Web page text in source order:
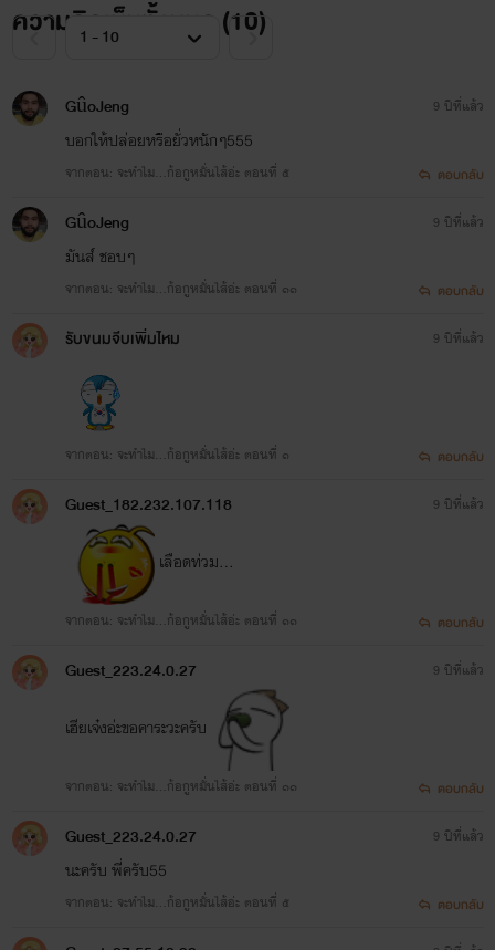
ความคิดเห็นทั้งหมด (10)
GûoJeng
บอกให้ปล่อยหรือยั่วหนักๆ555
จากตอน: จะทำไม...ก้อกูหมั่นไส้อ่ะ ตอนที่ ๕
9 ปีที่แล้ว
ตอบกลับ
GûoJeng
มันส์ ชอบๆ
จากตอน: จะทำไม...ก้อกูหมั่นไส้อ่ะ ตอนที่ ๑๑
9 ปีที่แล้ว
ตอบกลับ
รับขนมจีบเพิ่มไหม
จากตอน: จะทำไม...ก้อกูหมั่นไส้อ่ะ ตอนที่ ๑
9 ปีที่แล้ว
ตอบกลับ
Guest_182.232.107.118
เลือดท่วม...
จากตอน: จะทำไม...ก้อกูหมั่นไส้อ่ะ ตอนที่ ๑๑
9 ปีที่แล้ว
ตอบกลับ
Guest_223.24.0.27
เฮียเจ๋งอ่ะขอคาระวะครับ
จากตอน: จะทำไม...ก้อกูหมั่นไส้อ่ะ ตอนที่ ๑๑
9 ปีที่แล้ว
ตอบกลับ
Guest_223.24.0.27
นะครับ พี่ครับ55
จากตอน: จะทำไม...ก้อกูหมั่นไส้อ่ะ ตอนที่ ๕
9 ปีที่แล้ว
ตอบกลับ